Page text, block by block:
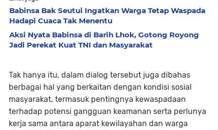
Babinsa Bak Seutui Ingatkan Warga Tetap Waspada
Hadapi Cuaca Tak Menentu
Aksi Nyata Babinsa di Barih Lhok, Gotong Royong
Jadi Perekat Kuat TNI dan Masyarakat
Tak hanya itu, dalam dialog tersebut juga dibahas
berbagai hal yang berkaitan dengan kondisi sosial
masyarakat, termasuk pentingnya kewaspadaan
terhadap potensi gangguan keamanan serta perlunya
kerja sama antara aparat kewilayahan dan warga